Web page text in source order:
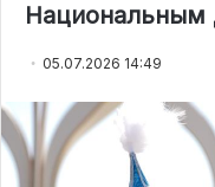
05.07.2026 14:49